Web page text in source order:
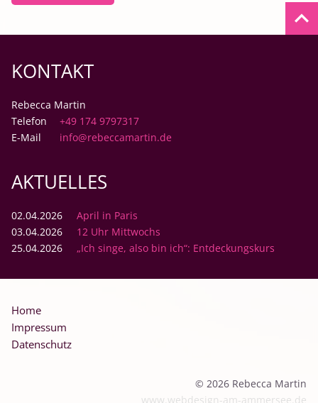
keyboard_arrow_up
KONTAKT
Rebecca Martin
Telefon
+49 174 9797317
E-Mail
info@rebeccamartin.de
AKTUELLES
02.04.2026
April in Paris
03.04.2026
12 Uhr Mittwochs
25.04.2026
„Ich singe, also bin ich“: Entdeckungskurs
Navigation
überspringen
Home
Impressum
Datenschutz
© 2026 Rebecca Martin
www.webdesign-am-ammersee.de